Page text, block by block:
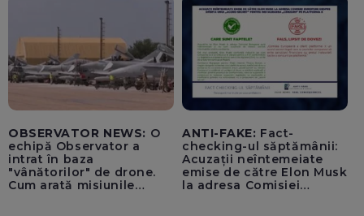
OBSERVATOR NEWS: O
echipă Observator a
intrat în baza
"vânătorilor" de drone.
Cum arată misiunile
ANTI-FAKE: Fact-
checking-ul săptămânii:
Acuzații neîntemeiate
emise de către Elon Musk
la adresa Comisiei